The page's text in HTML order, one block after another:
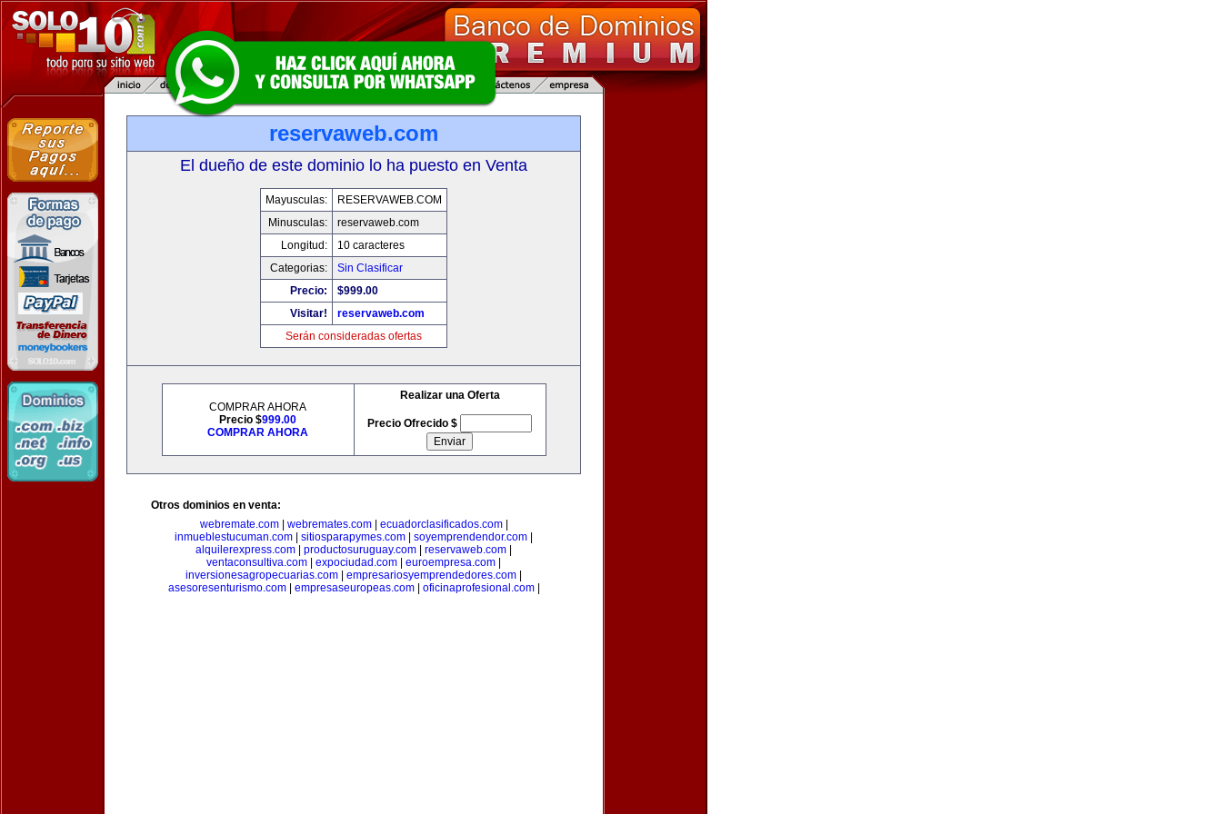
reservaweb.com
El dueño de este dominio lo ha puesto en Venta
Mayusculas:
RESERVAWEB.COM
Minusculas:
reservaweb.com
Longitud:
10 caracteres
Categorias:
Sin Clasificar
Precio:
$999.00
Visitar!
reservaweb.com
Serán consideradas ofertas
COMPRAR AHORA
Precio $999.00
COMPRAR AHORA
Realizar una Oferta
Precio Ofrecido $
Otros dominios en venta:
webremate.com| webremates.com| ecuadorclasificados.com|
inmueblestucuman.com
sitiosparapymes.com soyemprendendor.com
alquilerexpress.com
productosuruguay.com reservaweb.com
ventaconsultiva.com
expociudad.com euroempresa.com
inversionesagropecuarias.com
empresariosyemprendedores.com
asesoresenturismo.com| empresaseuropeas.com| oficinaprofesional.com|